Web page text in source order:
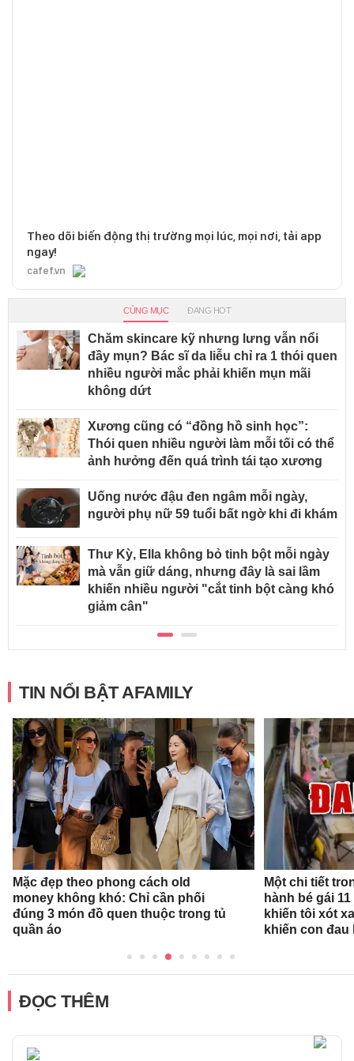
Theo dõi biến động thị trường mọi lúc, mọi nơi, tải app
ngay!
cafef.vn
CÙNG MỤC ĐANG HOT
Chăm skincare kỹ nhưng lưng vẫn nổi
đầy mụn? Bác sĩ da liễu chỉ ra 1 thói quen
nhiều người mắc phải khiến mụn mãi
không dứt
Xương cũng có “đồng hồ sinh học”:
Thói quen nhiều người làm mỗi tối có thể
ảnh hưởng đến quá trình tái tạo xương
Uống nước đậu đen ngâm mỗi ngày,
người phụ nữ 59 tuổi bất ngờ khi đi khám
Thư Kỳ, Ella không bỏ tinh bột mỗi ngày
mà vẫn giữ dáng, nhưng đây là sai lầm
khiến nhiều người "cắt tinh bột càng khó
giảm cân"
TIN NỔI BẬT AFAMILY
Mặc đẹp theo phong cách old
money không khó: Chỉ cần phối
đúng 3 món đồ quen thuộc trong tủ
quần áo
Một chi tiết
hành bé gái
khiến tôi xót
khiến con đau
ĐỌC THÊM